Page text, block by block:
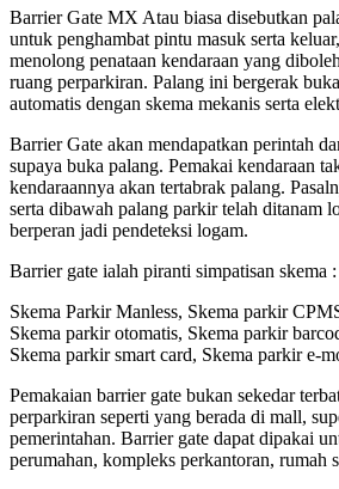
Barrier Gate MX Atau biasa disebutkan
untuk penghambat pintu masuk serta
menolong penataan kendaraan yang
ruang perparkiran. Palang ini bergerak
automatis dengan skema mekanis serta
Barrier Gate akan mendapatkan perintah
supaya buka palang. Pemakai kendaraan
kendaraannya akan tertabrak palang.
serta dibawah palang parkir telah ditanam
berperan jadi pendeteksi logam.
Barrier gate ialah piranti simpatisan skema :
Skema Parkir Manless, Skema parkir
Skema parkir otomatis, Skema parkir
Skema parkir smart card, Skema parkir e-
Pemakaian barrier gate bukan sekedar
perparkiran seperti yang berada di mall,
pemerintahan. Barrier gate dapat dipakai
perumahan, kompleks perkantoran, rumah